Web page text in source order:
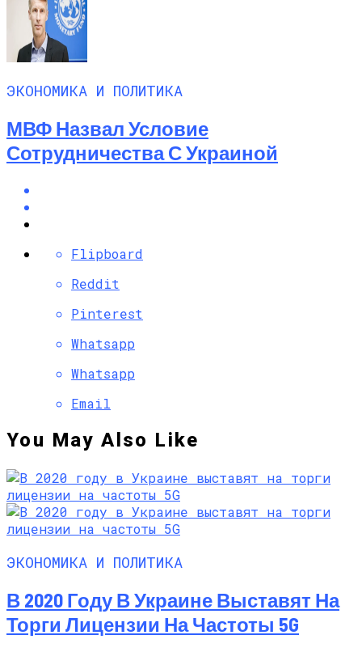
ЭКОНОМИКА И ПОЛИТИКА
МВФ Назвал Условие
Сотрудничества С Украиной
Flipboard
Reddit
Pinterest
Whatsapp
Whatsapp
Email
You May Also Like
ЭКОНОМИКА И ПОЛИТИКА
В 2020 Году В Украине Выставят На
Торги Лицензии На Частоты 5G